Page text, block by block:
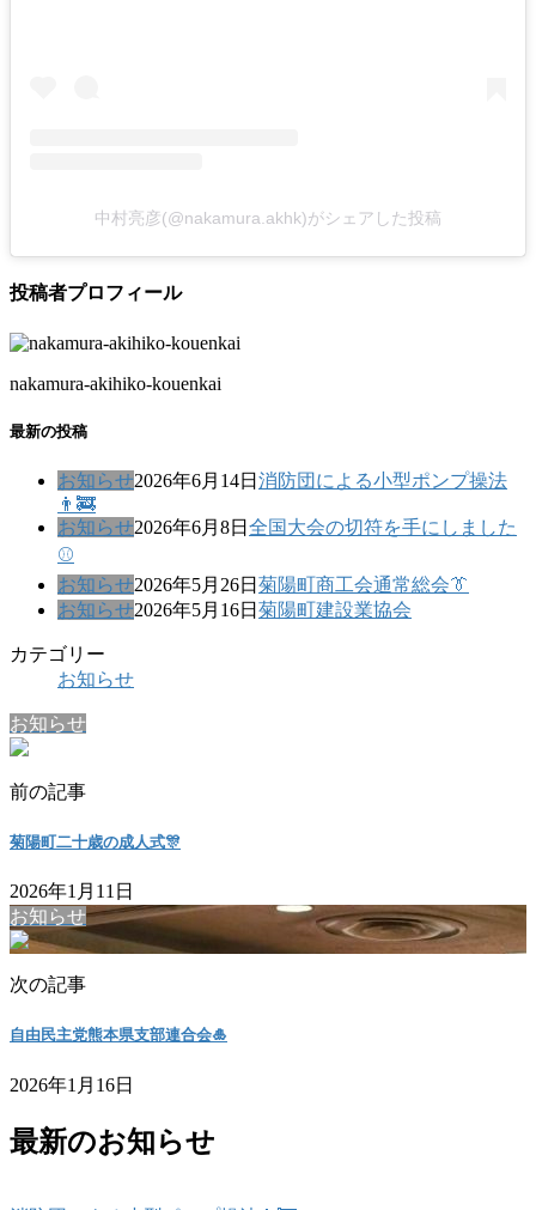
中村亮彦(@nakamura.akhk)がシェアした投稿
投稿者プロフィール
nakamura-akihiko-kouenkai
最新の投稿
お知らせ2026年6月14日 消防団による小型ポンプ操法
👨‍🚒
お知らせ2026年6月8日 全国大会の切符を手にしました
⚾
お知らせ2026年5月26日 菊陽町商工会通常総会👔
お知らせ2026年5月16日 菊陽町建設業協会
カテゴリー
お知らせ
お知らせ
前の記事
菊陽町二十歳の成人式🎊
2026年1月11日
お知らせ
次の記事
自由民主党熊本県支部連合会🎍
2026年1月16日
最新のお知らせ